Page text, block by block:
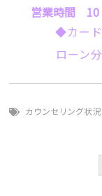
営業時間 10
◆カー
ローン
カウンセリング状況